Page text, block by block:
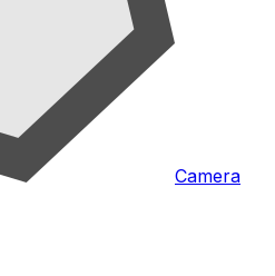
Camera